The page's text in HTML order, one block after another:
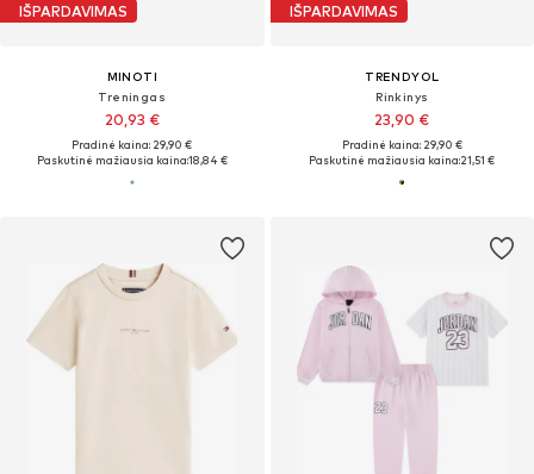
IŠPARDAVIMAS
MINOTI
Treningas
20,93 €
Pradinė kaina: 29,90 €
Paskutinė mažiausia kaina:18,84 €
IŠPARDAVIMAS
TRENDYOL
Rinkinys
23,90 €
Pradinė kaina: 29,90 €
Paskutinė mažiausia kaina:21,51 €